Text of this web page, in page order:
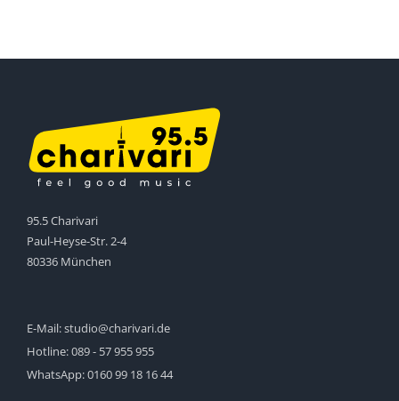
95.5 Charivari
Paul-Heyse-Str. 2-4
80336 München
E-Mail:studio@charivari.de
Hotline:089 - 57 955 955
WhatsApp:0160 99 18 16 44